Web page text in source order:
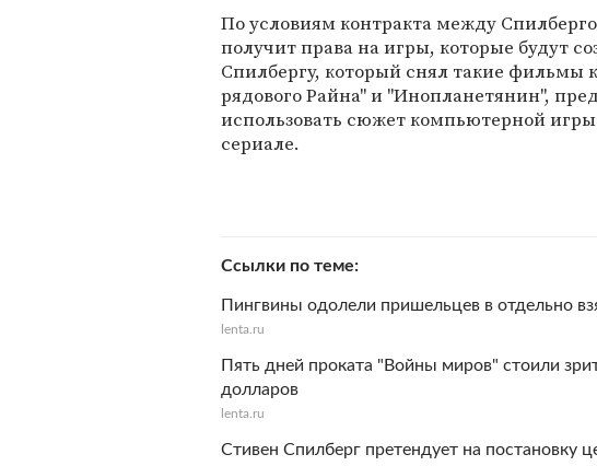
По условиям контракта между
получит права на игры, которые будут
Спилбергу, который снял такие фильмы
рядового Райна" и "Инопланетянин",
использовать сюжет компьютерной
сериале.
Ссылки по теме
Пингвины одолели пришельцев в отдельно
lenta.ru
Пять дней проката "Войны миров" стоили
долларов
lenta.ru
Стивен Спилберг претендует на постановку